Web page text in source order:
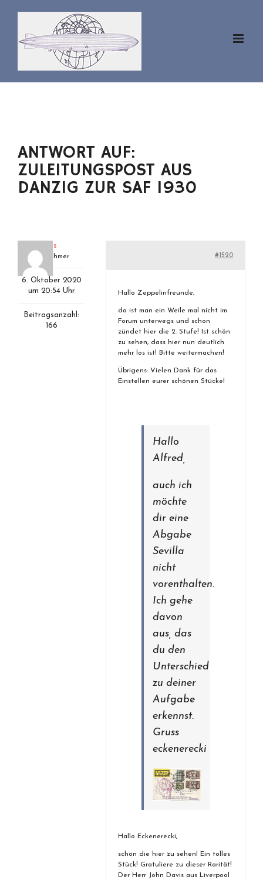
springen
ANTWORT AUF:
ZULEITUNGSPOST AUS
DANZIG ZUR SAF 1930
klaus
Teilnehmer
6. Oktober 2020
um 20:54 Uhr
Beitragsanzahl:
166
#1520
Hallo Zeppelinfreunde,
da ist man ein Weile mal nicht im
Forum unterwegs und schon
zündet hier die 2. Stufe! Ist schön
zu sehen, dass hier nun deutlich
mehr los ist! Bitte weitermachen!
Übrigens: Vielen Dank für das
Einstellen eurer schönen Stücke!
Hallo
Alfred,
auch ich
möchte
dir eine
Abgabe
Sevilla
nicht
vorenthalten.
Ich gehe
davon
aus, das
du den
Unterschied
zu deiner
Aufgabe
erkennst.
Gruss
eckenerecki
Hallo Eckenerecki,
schön die hier zu sehen! Ein tolles
Stück! Gratuliere zu dieser Rarität!
Der Herr John Davis aus Liverpool